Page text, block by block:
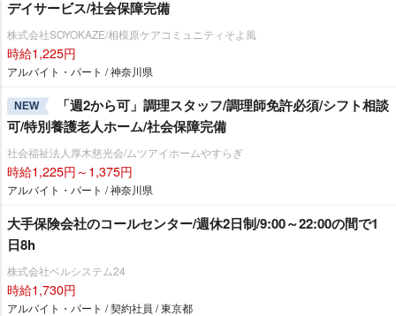
デイサービス/社会保障完備
株式会社SOYOKAZE/相模原ケアコミュニティそよ風
時給1,225円
アルバイト・パート / 神奈川県
NEW
「週2から可」調理スタッフ/調理師免許必須/シフト相談
可/特別養護老人ホーム/社会保障完備
社会福祉法人厚木慈光会/ムツアイホームやすらぎ
時給1,225円～1,375円
アルバイト・パート / 神奈川県
大手保険会社のコールセンター/週休2日制/9:00～22:00の間で1
日8h
株式会社ベルシステム24
時給1,730円
アルバイト・パート / 契約社員 / 東京都